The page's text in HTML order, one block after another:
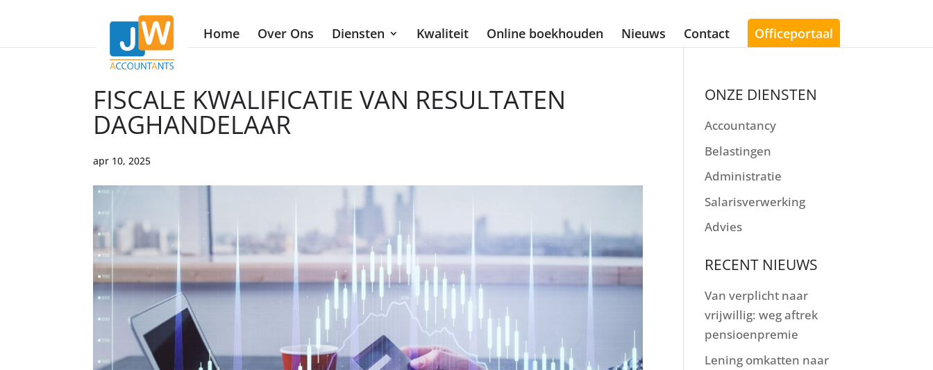
Home Over Ons Diensten Kwaliteit Online boekhouden Nieuws Contact Officeportaal
FISCALE KWALIFICATIE VAN RESULTATEN
DAGHANDELAAR
apr 10, 2025
ONZE DIENSTEN
Accountancy
Belastingen
Administratie
Salarisverwerking
Advies
RECENT NIEUWS
Van verplicht naar
vrijwillig: weg aftrek
pensioenpremie
Lening omkatten naar